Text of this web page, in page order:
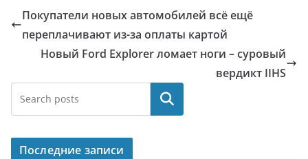
Покупатели новых автомобилей всё ещё
переплачивают из-за оплаты картой
Новый Ford Explorer ломает ноги – суровый
вердикт IIHS
Поиск
Последние записи